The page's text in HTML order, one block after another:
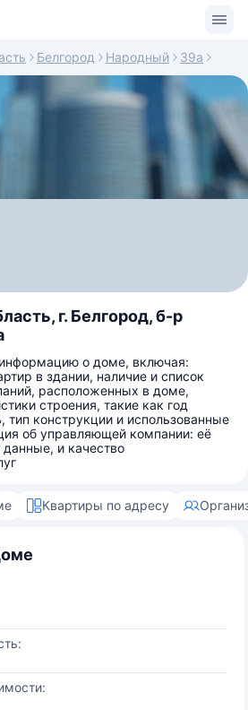
Белгород Народный 39а
г. Белгород, б-р
о доме, включая:
в здании, наличие и список
расположенных в доме,
строения, такие как год
тип конструкции и использованные
об управляющей компании: её
данные, и качество
Квартиры по адресу